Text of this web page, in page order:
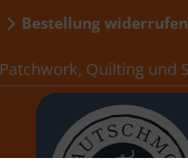
Bestellung widerrufen
Patchwork, Quilting und